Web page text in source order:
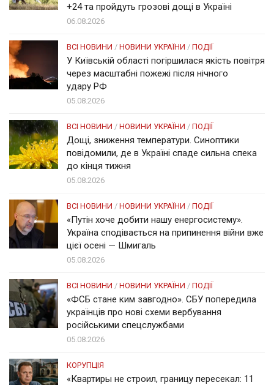
+24 та пройдуть грозові дощі в Україні
06.08.2026
ВСІ НОВИНИ / НОВИНИ УКРАЇНИ / ПОДІЇ
У Київській області погіршилася якість повітря
через масштабні пожежі після нічного
удару РФ
05.08.2026
ВСІ НОВИНИ / НОВИНИ УКРАЇНИ / ПОДІЇ
Дощі, зниження температури. Синоптики
повідомили, де в Україні спаде сильна спека
до кінця тижня
05.08.2026
ВСІ НОВИНИ / НОВИНИ УКРАЇНИ / ПОДІЇ
«Путін хоче добити нашу енергосистему».
Україна сподівається на припинення війни вже
цієї осені — Шмигаль
05.08.2026
ВСІ НОВИНИ / НОВИНИ УКРАЇНИ / ПОДІЇ
«ФСБ стане ким завгодно». СБУ попередила
українців про нові схеми вербування
російськими спецслужбами
05.08.2026
КОРУПЦІЯ
«Квартиры не строил, границу пересекал: 11